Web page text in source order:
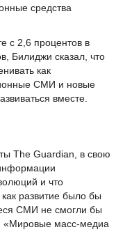
средства
с 2,6 процентов в
Билиджи сказал, что
как
СМИ и новые
вместе.
The Guardian, в свою
и что
как развитие было бы
СМИ не смогли бы
«Мировые масс-медиа